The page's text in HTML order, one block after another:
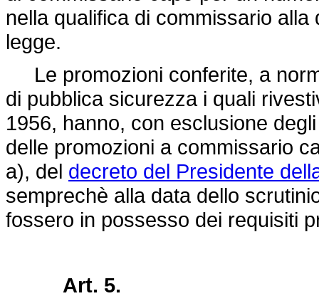
nella qualifica di commissario
legge.
Le promozioni conferite, a
di pubblica sicurezza i quali
1956, hanno, con esclusione
delle promozioni a commissario
a), del decreto del Presidente
semprechè alla data dello
fossero in possesso dei requisiti
Art. 5.